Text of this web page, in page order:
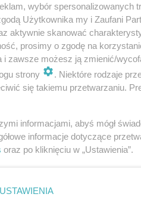
małoinwazyjnej, które
są m.in.
podbrzusza, a
chce realizować pełen
czy
tylko z powiatu
wybór spersonalizowanych
Użytkownika my i Zaufani
aktywnie skanować
prosimy o zgodę na
i zawsze możesz ją zmienić/
strony
. Niektóre rodzaje
się takiemu przetwarzaniu.
informacjami, abyś mógł
informacje dotyczące
oraz po kliknięciu w „Ustawienia”.
USTAWIENIA